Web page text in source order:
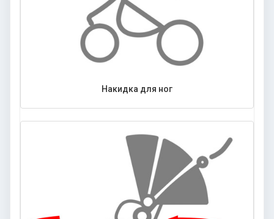
Накидка для ног